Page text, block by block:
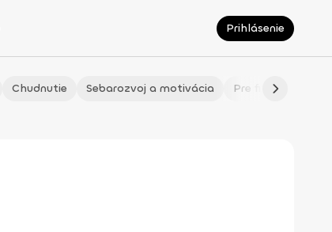
Prihlásenie
Chudnutie Sebarozvoj a motivácia Pre fitmaminky